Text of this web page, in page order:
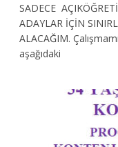
SADECE
ADAYLAR İÇİN
ALACAĞIM.
aşağıdaki